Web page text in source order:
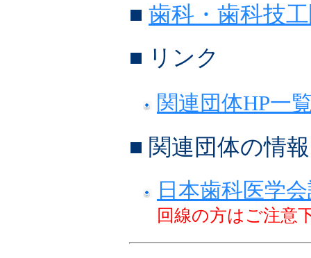
■ 歯科・歯科技
■ リンク
関連団体HP一
■ 関連団体の情
日本歯科医学
回線の方はご注意